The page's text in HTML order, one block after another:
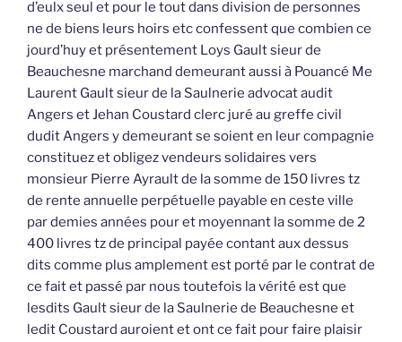
d’eulx seul et pour le tout dans division de personnes
ne de biens leurs hoirs etc confessent que combien ce
jourd’huy et présentement Loys Gault sieur de
Beauchesne marchand demeurant aussi à Pouancé Me
Laurent Gault sieur de la Saulnerie advocat audit
Angers et Jehan Coustard clerc juré au greffe civil
dudit Angers y demeurant se soient en leur compagnie
constituez et obligez vendeurs solidaires vers
monsieur Pierre Ayrault de la somme de 150 livres tz
de rente annuelle perpétuelle payable en ceste ville
par demies années pour et moyennant la somme de 2
400 livres tz de principal payée contant aux dessus
dits comme plus amplement est porté par le contrat de
ce fait et passé par nous toutefois la vérité est que
lesdits Gault sieur de la Saulnerie de Beauchesne et
ledit Coustard auroient et ont ce fait pour faire plaisir